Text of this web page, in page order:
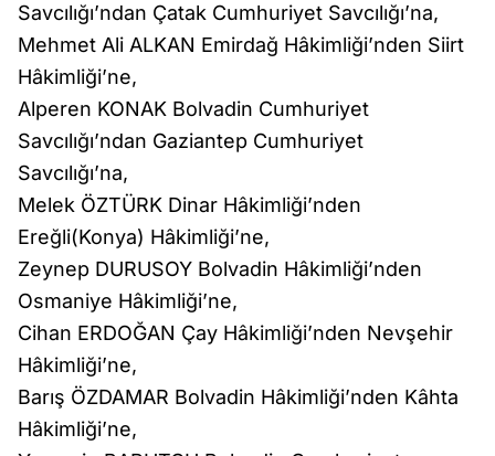
Savcılığı’ndan Çatak Cumhuriyet Savcılığı’na,
Mehmet Ali ALKAN Emirdağ Hâkimliği’nden Siirt
Hâkimliği’ne,
Alperen KONAK Bolvadin Cumhuriyet
Savcılığı’ndan Gaziantep Cumhuriyet
Savcılığı’na,
Melek ÖZTÜRK Dinar Hâkimliği’nden
Ereğli(Konya) Hâkimliği’ne,
Zeynep DURUSOY Bolvadin Hâkimliği’nden
Osmaniye Hâkimliği’ne,
Cihan ERDOĞAN Çay Hâkimliği’nden Nevşehir
Hâkimliği’ne,
Barış ÖZDAMAR Bolvadin Hâkimliği’nden Kâhta
Hâkimliği’ne,